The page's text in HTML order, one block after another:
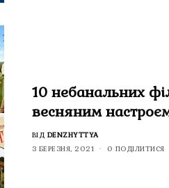
10 небанальних
весняним
ВІД DENZHYTTYA
3 БЕРЕЗНЯ, 2021
0 ПОДІЛИТИСЯ